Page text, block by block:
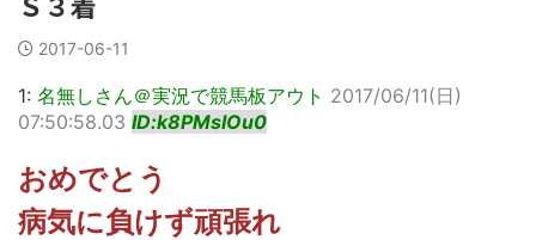
2017-06-11
1: 名無しさん＠実況で競馬板アウト 2017/06/11(日)
07:50:58.03 ID:k8PMsIOu0
おめでとう
病気に負けず頑張れ